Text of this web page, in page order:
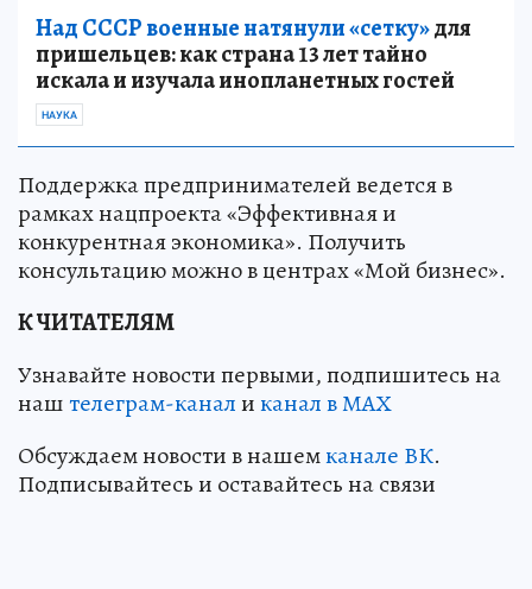
Над СССР военные натянули «сетку»для
пришельцев: как страна 13 лет тайно
искала и изучала инопланетных гостей
НАУКА
Поддержка предпринимателей ведется в
рамках нацпроекта «Эффективная и
конкурентная экономика». Получить
консультацию можно в центрах «Мой бизнес».
К ЧИТАТЕЛЯМ
Узнавайте новости первыми, подпишитесь на
наштелеграм-каналиканал в МАХ
Обсуждаем новости в нашемканале ВК.
Подписывайтесь и оставайтесь на связи